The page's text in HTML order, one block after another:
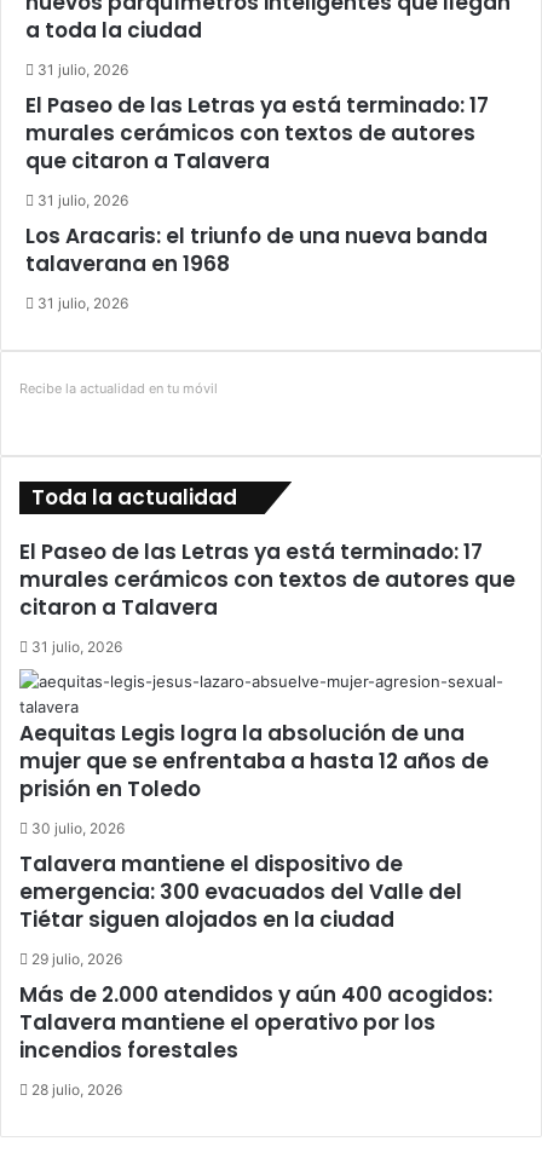
a toda la ciudad
31 julio, 2026
El Paseo de las Letras ya está terminado: 17
murales cerámicos con textos de autores
que citaron a Talavera
31 julio, 2026
Los Aracaris: el triunfo de una nueva banda
talaverana en 1968
31 julio, 2026
Recibe la actualidad en tu móvil
Toda la actualidad
El Paseo de las Letras ya está terminado: 17
murales cerámicos con textos de autores que
citaron a Talavera
31 julio, 2026
Aequitas Legis logra la absolución de una
mujer que se enfrentaba a hasta 12 años de
prisión en Toledo
30 julio, 2026
Talavera mantiene el dispositivo de
emergencia: 300 evacuados del Valle del
Tiétar siguen alojados en la ciudad
29 julio, 2026
Más de 2.000 atendidos y aún 400 acogidos:
Talavera mantiene el operativo por los
incendios forestales
28 julio, 2026